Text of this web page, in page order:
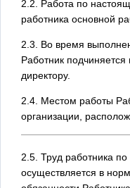
2.2. Работа по
работника основной
2.3. Во время
Работник
директору.
2.4. Местом работы
организации,
2.5. Труд работника
осуществляется в